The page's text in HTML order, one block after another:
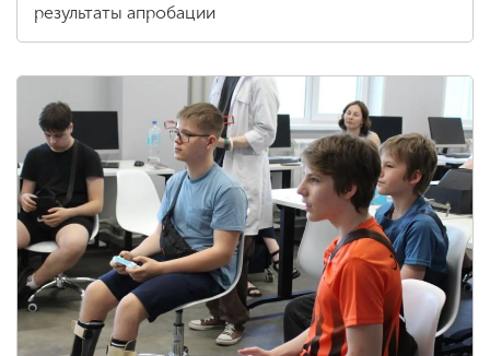
результаты апробации